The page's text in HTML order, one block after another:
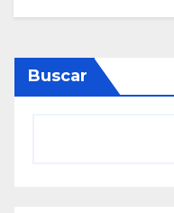
Buscar